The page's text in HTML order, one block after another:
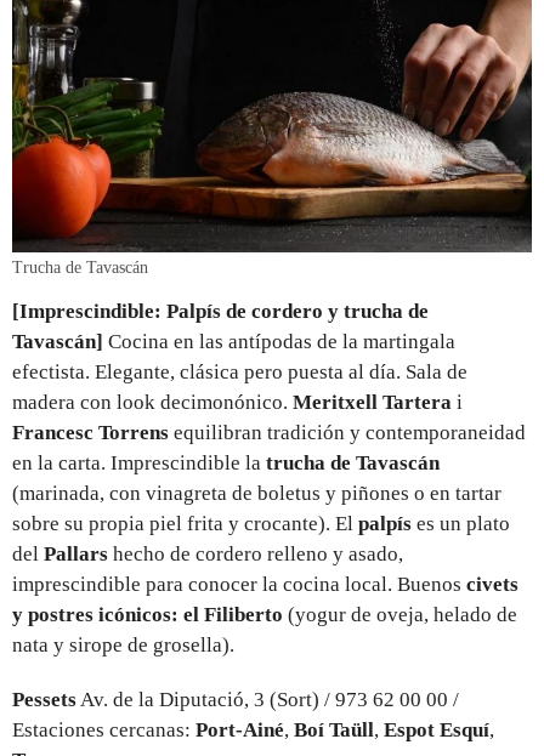
Trucha de Tavascán
[Imprescindible: Palpís de cordero y trucha de
Tavascán] Cocina en las antípodas de la martingala
efectista. Elegante, clásica pero puesta al día. Sala de
madera con look decimonónico. Meritxell Tartera i
Francesc Torrens equilibran tradición y contemporaneidad
en la carta. Imprescindible la trucha de Tavascán
(marinada, con vinagreta de boletus y piñones o en tartar
sobre su propia piel frita y crocante). El palpís es un plato
del Pallars hecho de cordero relleno y asado,
imprescindible para conocer la cocina local. Buenos civets
y postres icónicos: el Filiberto (yogur de oveja, helado de
nata y sirope de grosella).
PessetsAv. de la Diputació, 3 (Sort) / 973 62 00 00 /
Estaciones cercanas: Port-Ainé, Boí Taüll, Espot Esquí,